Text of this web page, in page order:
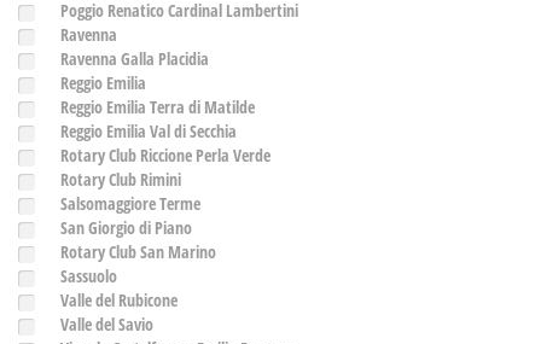
Poggio Renatico Cardinal Lambertini
Ravenna
Ravenna Galla Placidia
Reggio Emilia
Reggio Emilia Terra di Matilde
Reggio Emilia Val di Secchia
Rotary Club Riccione Perla Verde
Rotary Club Rimini
Salsomaggiore Terme
San Giorgio di Piano
Rotary Club San Marino
Sassuolo
Valle del Rubicone
Valle del Savio